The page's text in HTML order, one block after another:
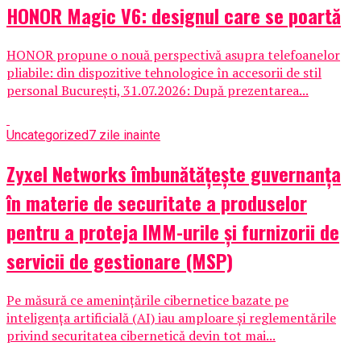
HONOR Magic V6: designul care se poartă
HONOR propune o nouă perspectivă asupra telefoanelor
pliabile: din dispozitive tehnologice în accesorii de stil
personal București, 31.07.2026: După prezentarea...
Uncategorized7 zile inainte
Zyxel Networks îmbunătățește guvernanța
în materie de securitate a produselor
pentru a proteja IMM-urile și furnizorii de
servicii de gestionare (MSP)
Pe măsură ce amenințările cibernetice bazate pe
inteligența artificială (AI) iau amploare și reglementările
privind securitatea cibernetică devin tot mai...